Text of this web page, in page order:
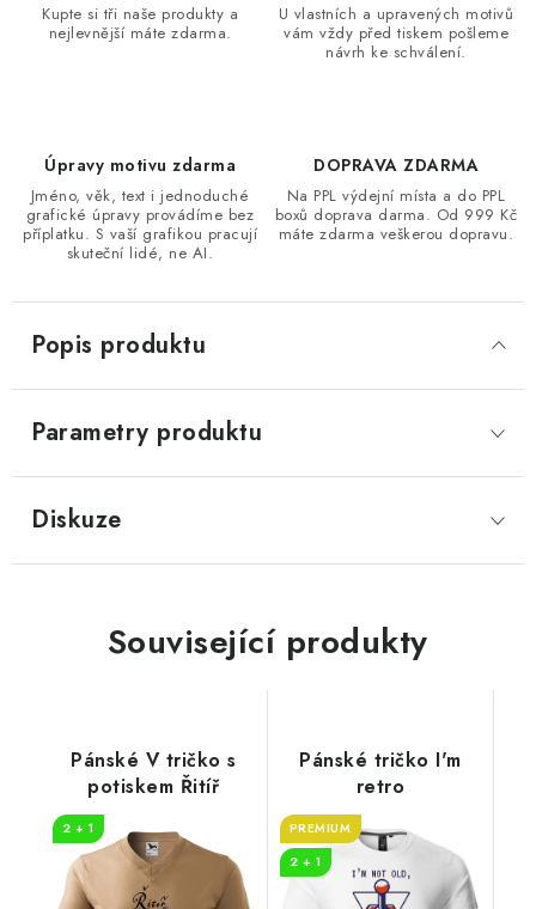
Kupte si tři naše produkty a
nejlevnější máte zdarma.
U vlastních a upravených motivů
vám vždy před tiskem pošleme
návrh ke schválení.
Úpravy motivu zdarma
Jméno, věk, text i jednoduché
grafické úpravy provádíme bez
příplatku. S vaší grafikou pracují
skuteční lidé, ne AI.
DOPRAVA ZDARMA
Na PPL výdejní místa a do PPL
boxů doprava darma. Od 999 Kč
máte zdarma veškerou dopravu.
Popis produktu
Parametry produktu
Diskuze
Související produkty
Pánské V tričko s
potiskem Řitíř
2 + 1
Pánské tričko I'm
retro
PREMIUM
2 + 1